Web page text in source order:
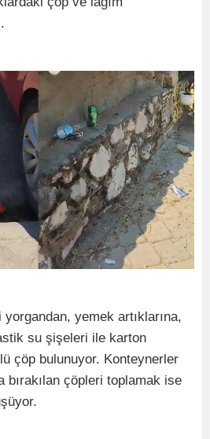
yemek artıklarına,
su şişeleri ile karton
çöp bulunuyor. Konteynerler
bırakılan çöpleri toplamak ise